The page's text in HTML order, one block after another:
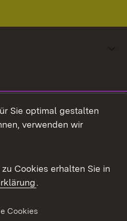
Sie optimal gestalten
verwenden wir
Cookies erhalten Sie in
.
Cookies